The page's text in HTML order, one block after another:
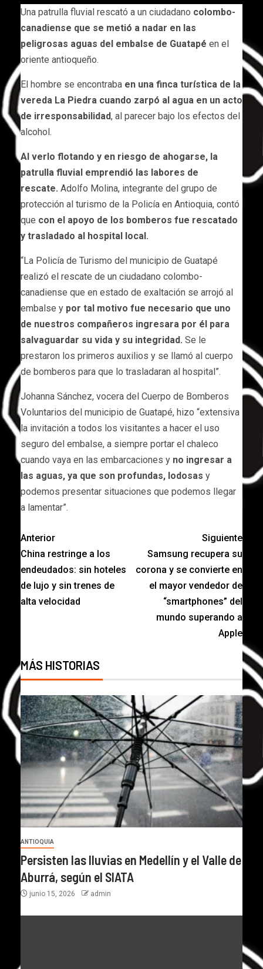
Una patrulla fluvial rescató a un ciudadano colombo-
canadiense que se metió a nadar en las
peligrosas aguas del embalse de Guatapé en el
oriente antioqueño.
El hombre se encontraba en una finca turística de la
vereda La Piedra cuando zarpó al agua en un acto
de irresponsabilidad, al parecer bajo los efectos del
alcohol.
Al verlo flotando y en riesgo de ahogarse, la
patrulla fluvial emprendió las labores de
rescate. Adolfo Molina, integrante del grupo de
protección al turismo de la Policía en Antioquia, contó
que con el apoyo de los bomberos fue rescatado
y trasladado al hospital local.
“La Policía de Turismo del municipio de Guatapé
realizó el rescate de un ciudadano colombo-
canadiense que en estado de exaltación se arrojó al
embalse y por tal motivo fue necesario que uno
de nuestros compañeros ingresara por él para
salvaguardar su vida y su integridad. Se le
prestaron los primeros auxilios y se llamó al cuerpo
de bomberos para que lo trasladaran al hospital”.
Johanna Sánchez, vocera del Cuerpo de Bomberos
Voluntarios del municipio de Guatapé, hizo “extensiva
la invitación a todos los visitantes a hacer el uso
seguro del embalse, a siempre portar el chaleco
cuando vaya en las embarcaciones y no ingresar a
las aguas, ya que son profundas, lodosas y
podemos presentar situaciones que podemos llegar
a lamentar”.
Anterior
China restringe a los
endeudados: sin hoteles
de lujo y sin trenes de
alta velocidad
Siguiente
Samsung recupera su
corona y se convierte en
el mayor vendedor de
“smartphones” del
mundo superando a
Apple
MÁS HISTORIAS
ANTIOQUIA
Persisten las lluvias en Medellín y el Valle de
Aburrá, según el SIATA
junio 15, 2026 admin